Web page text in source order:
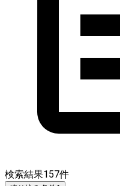
検索結果157件